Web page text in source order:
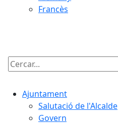
Francès
Cercar:
Ajuntament
Salutació de l'Alcalde
Govern